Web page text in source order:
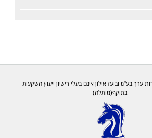
ערך בע”מ ובועז אילון אינם בעלי רישיון ייעוץ השקעות
בתוקף(מותלה)